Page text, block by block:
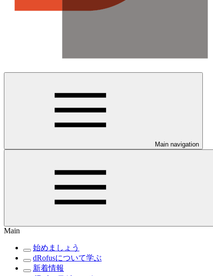
Main navigation
Main
始めましょう
dRofusについて学ぶ
新着情報